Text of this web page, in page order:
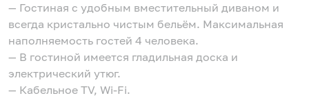
— Гостиная с удобным вместительный диваном и
всегда кристально чистым бельём. Максимальная
наполняемость гостей 4 человека.
— В гостиной имеется гладильная доска и
электрический утюг.
— Кабельное TV, Wi-Fi.